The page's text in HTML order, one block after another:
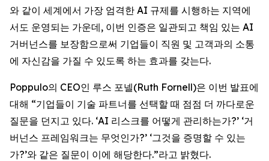
와 같이 세계에서 가장 엄격한 AI 규제를 시행하는 지역에
서도 운영되는 가운데, 이번 인증은 일관되고 책임 있는 AI
거버넌스를 보장함으로써 기업들이 직원 및 고객과의 소통
에 자신감을 가질 수 있도록 하는 효과를 갖는다.
Poppulo의 CEO인 루스 포넬(Ruth Fornell)은 이번 발표에
대해 “기업들이 기술 파트너를 선택할 때 점점 더 까다로운
질문을 던지고 있다. ‘AI 리스크를 어떻게 관리하는가?’ ‘거
버넌스 프레임워크는 무엇인가?’ ‘그것을 증명할 수 있는
가?’와 같은 질문이 이에 해당한다.”라고 밝혔다.